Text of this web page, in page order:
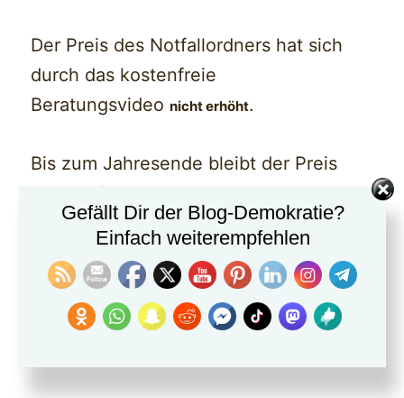
Der Preis des Notfallordners hat sich
durch das kostenfreie
Beratungsvideo nicht erhöht.
Bis zum Jahresende bleibt der Preis
des Notfallordners in der Printausgabe
„Notfallordner Privat“ bei 27 Euro (inkl.
Mehrwertsteuer)
„Sonderausgaben Notfallordner Selbstständige,
Notfallordner Unternehmer, Notfallordner
Beamter, Notfallordner Pensionär, Notfallordner
Gefällt Dir der Blog-Demokratie?
Einfach weiterempfehlen